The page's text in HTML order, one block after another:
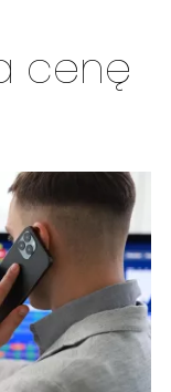
cenę